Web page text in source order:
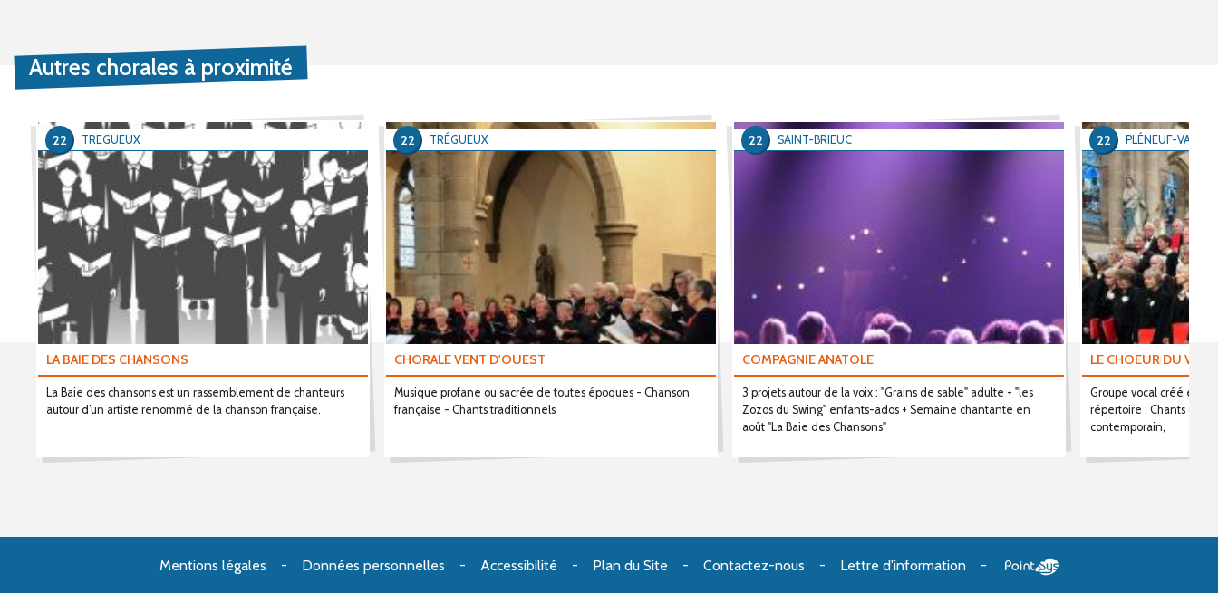
Autres chorales à proximité
LA BAIE DES CHANSONS
La Baie des chansons est un rassemblement de chanteurs
autour d’un artiste renommé de la chanson française.
TREGUEUX
22
CHORALE VENT D'OUEST
Musique profane ou sacrée de toutes époques - Chanson
française - Chants traditionnels
TRÉGUEUX
22
COMPAGNIE ANATOLE
3 projets autour de la voix : "Grains de sable" adulte + "les
Zozos du Swing" enfants-ados + Semaine chantante en
août "La Baie des Chansons"
SAINT-BRIEUC
22
LE CHOEUR DU
Groupe vocal créé en
répertoire : Chants du
contemporain,
PLÉNEUF-VAL-
22
Mentions légales Données personnelles Accessibilité Plan du Site Contactez-nous Lettre d'information